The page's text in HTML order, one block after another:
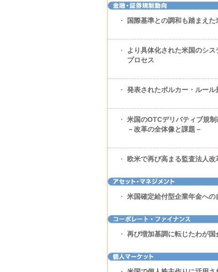
・ 国際基準との調和も踏まえ
・
より具体化された米国のシ
プロセス
・ 発表されたボルカー・ルール
・
米国のOTCデリバティブ規制
－改革の全体像と課題－
・ 欧米で再び高まる監査法人改
・ 米国確定給付型企業年金へ
・ 再び増加基調に転じたわが